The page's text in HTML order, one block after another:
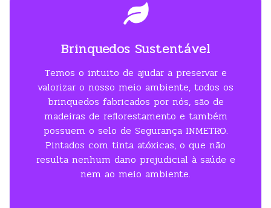
Brinquedos Sustentável
Temos o intuito de ajudar a preservar e
valorizar o nosso meio ambiente, todos os
brinquedos fabricados por nós, são de
madeiras de reflorestamento e também
possuem o selo de Segurança INMETRO.
Pintados com tinta atóxicas, o que não
resulta nenhum dano prejudicial à saúde e
nem ao meio ambiente.